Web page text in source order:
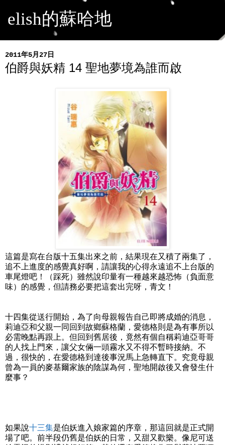
elish的蘇哈地
2011年5月27日
伯爵與妖精 14 聖地夢境為誰而啟
這篇是寫在台版十五集出來之前，結果現在又積了兩集了，
追不上進度的感覺真好啊，請讓我的心得永遠追不上台版的
車尾燈吧！（踩死）雖然說印量有一種越來越恐怖（負面意
味）的感覺，但請務必要把這套出完呀，青文！
十四集從送行開始，為了向母親報告自己即將成婚的消息，
莉迪亞和父親一同回到故鄉蘇格蘭，愛德格則是為有事所以
必需晚點再跟上。但回到舊居後，竟然有個自稱莉迪亞哥哥
的人找上門來，讓父女倆一頭霧水又不得不暫時接納。不
過，很快的，在愛德格到達後事況馬上急轉直下。究竟母親
曾為一員的麥基爾家族的陰謀為何，聖地開啟後又會發生什
麼事？
如果說十三集是伯妖進入娘家篇的序章，那這回就是正式開
場了吧。前半段仍舊是伯妖的日常，又甜又歡樂。像尼可送